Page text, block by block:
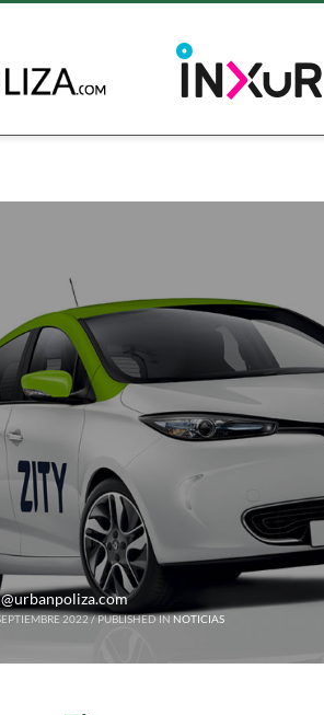
2022/PUBLISHED INNOTICIAS